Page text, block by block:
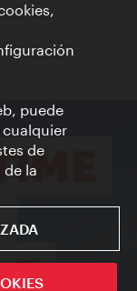
puede
cualquier
de
la